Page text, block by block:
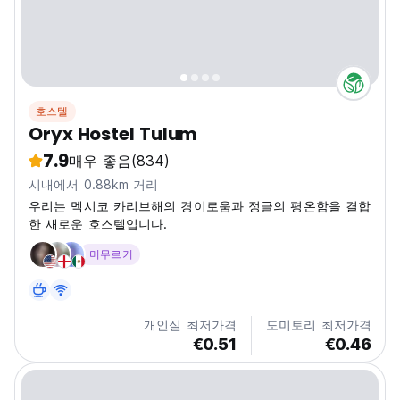
호스텔
Oryx Hostel Tulum
7.9매우 좋음(834)
시내에서 0.88km 거리
우리는 멕시코 카리브해의 경이로움과 정글의 평온함을 결합
한 새로운 호스텔입니다.
머무르기
개인실 최저가격
€0.51
도미토리 최저가격
€0.46